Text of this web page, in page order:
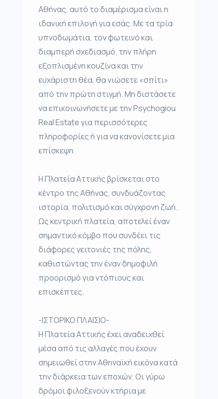
Αθήνας, αυτό το διαμέρισμα είναι η
ιδανική επιλογή για εσάς. Με τα τρία
υπνοδωμάτια, τον φωτεινό και
διαμπερή σχεδιασμό, την πλήρη
εξοπλισμένη κουζίνα και την
ευχάριστη θέα, θα νιώσετε «σπίτι»
από την πρώτη στιγμή. Μη διστάσετε
να επικοινωνήσετε με την Psychogiou
Real Estate για περισσότερες
πληροφορίες ή για να κανονίσετε μια
επίσκεψη.
Η Πλατεία Αττικής βρίσκεται στο
κέντρο της Αθήνας, συνδυάζοντας
ιστορία, πολιτισμό και σύγχρονη ζωή.
Ως κεντρική πλατεία, αποτελεί έναν
σημαντικό κόμβο που συνδέει τις
διάφορες γειτονιές της πόλης,
καθιστώντας την έναν δημοφιλή
προορισμό για ντόπιους και
επισκέπτες.
-ΙΣΤΟΡΙΚΟ ΠΛΑΙΣΙΟ-
Η Πλατεία Αττικής έχει αναδειχθεί
μέσα από τις αλλαγές που έχουν
σημειωθεί στην Αθηναϊκή εικόνα κατά
την διάρκεια των εποχών. Οι γύρω
δρόμοι φιλοξενούν κτήρια με